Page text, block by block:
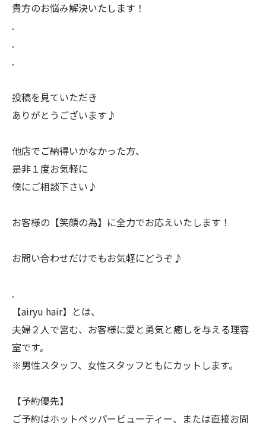
貴方のお悩み解決いたします！
.
.
.
投稿を見ていただき
ありがとうございます♪
他店でご納得いかなかった方、
是非１度お気軽に
僕にご相談下さい♪
お客様の【笑顔の為】に全力でお応えいたします！
お問い合わせだけでもお気軽にどうぞ♪
.
【airyu hair】とは、
夫婦２人で営む、お客様に愛と勇気と癒しを与える理容
室です。
※男性スタッフ、女性スタッフともにカットします。
【予約優先】
ご予約はホットペッパービューティー、または直接お問